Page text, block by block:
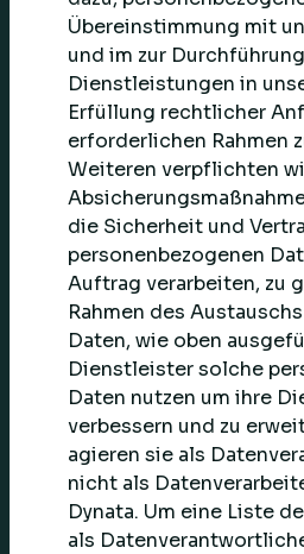
Übereinstimmung mit
und im zur
Dienstleistungen in
Erfüllung rechtlicher
erforderlichen Rahmen
Weiteren verpflichten
die Sicherheit und
personenbezogenen
Auftrag verarbeiten, zu
Rahmen des
Daten, wie oben
Dienstleister solche
Daten nutzen um ihre
verbessern und zu
agieren sie als
nicht als
Dynata. Um eine Liste
als